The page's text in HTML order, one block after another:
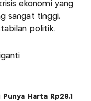
ekonomi yang
sangat tinggi,
politik.
Harta Rp29,1